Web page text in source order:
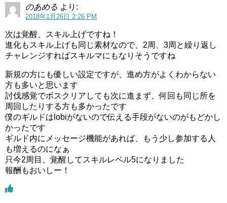
のあめる より:
2018年1月26日 2:26 PM
次は覚醒、スキル上げですね！
進化もスキル上げも同じ素材なので、2周、3周と繰り返し
チャレンジすればスキルマにもなりそうですね
新規の方にも優しい設定ですが、進め方がよくわからない
方も多いと思います
討伐感覚でボスクリアしても次に進まず、何回も同じ所を
周回したりする方も多かったです
僕のギルドはlobiがないので伝える手段がないのがもどかし
かったです
ギルド内にメッセージ機能があれば、もう少し参加する人
も増えるのになぁ
只今2周目、覚醒してスキルレベル5になりました
報酬もおいしー！